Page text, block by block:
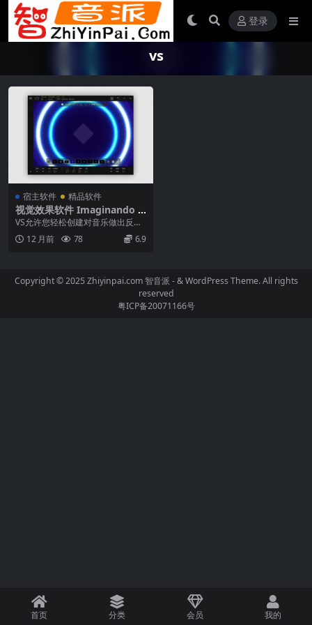
登录
vs
宿主软件 精品软件
视觉效果软件 Imaginando V
S v1.8.1 WiN MAC
VS允许您轻松创建对音乐做出反应
的视觉效果 用一个迷人的视觉效果
世界将您的音乐带...
12 月前 78 6.9
Copyright © 2025 Zhiyinpai.com智音派 - & WordPress Theme. All rights
reserved
粤ICP备20071166号
首页 分类 会员 我的